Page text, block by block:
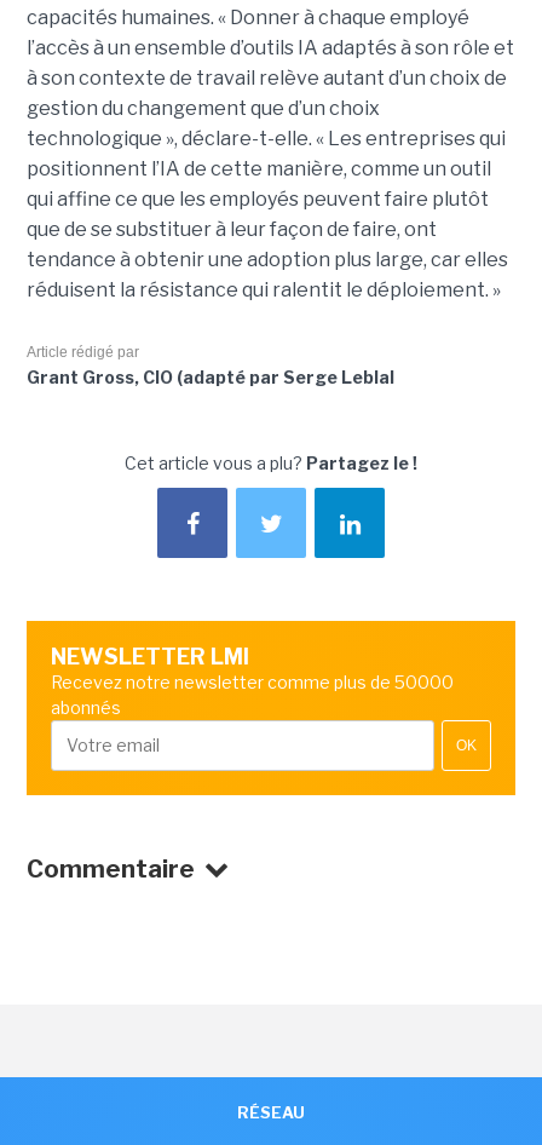
capacités humaines. « Donner à chaque employé
l’accès à un ensemble d’outils IA adaptés à son rôle et
à son contexte de travail relève autant d’un choix de
gestion du changement que d’un choix
technologique », déclare-t-elle. « Les entreprises qui
positionnent l’IA de cette manière, comme un outil
qui affine ce que les employés peuvent faire plutôt
que de se substituer à leur façon de faire, ont
tendance à obtenir une adoption plus large, car elles
réduisent la résistance qui ralentit le déploiement. »
Article rédigé par
Grant Gross, CIO (adapté par Serge Leblal
Cet article vous a plu? Partagez le !
NEWSLETTER LMI
Recevez notre newsletter comme plus de 50000
abonnés
OK
Commentaire
RÉSEAU